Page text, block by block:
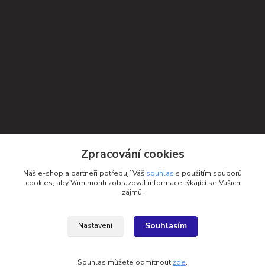
+420 732 552 122
Zpracování cookies
Náš e-shop a partneři potřebují Váš souhlas s použitím souborů
cookies, aby Vám mohli zobrazovat informace týkající se Vašich
zájmů.
Nastavení Souhlasím
Souhlas můžete odmítnout zde.